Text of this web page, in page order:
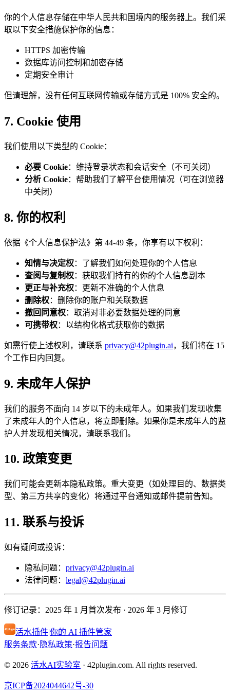
你的个人信息存储在中华人民共和国境内的服务器上。我们采
取以下安全措施保护你的信息：
HTTPS 加密传输
数据库访问控制和加密存储
定期安全审计
但请理解，没有任何互联网传输或存储方式是 100% 安全的。
7. Cookie 使用
我们使用以下类型的 Cookie：
必要 Cookie：维持登录状态和会话安全（不可关闭）
分析 Cookie：帮助我们了解平台使用情况（可在浏览器
中关闭）
8. 你的权利
依据《个人信息保护法》第 44-49 条，你享有以下权利：
知情与决定权：了解我们如何处理你的个人信息
查阅与复制权：获取我们持有的你的个人信息副本
更正与补充权：更新不准确的个人信息
删除权：删除你的账户和关联数据
撤回同意权：取消对非必要数据处理的同意
可携带权：以结构化格式获取你的数据
如需行使上述权利，请联系 privacy@42plugin.ai，我们将在 15
个工作日内回复。
9. 未成年人保护
我们的服务不面向 14 岁以下的未成年人。如果我们发现收集
了未成年人的个人信息，将立即删除。如果你是未成年人的监
护人并发现相关情况，请联系我们。
10. 政策变更
我们可能会更新本隐私政策。重大变更（如处理目的、数据类
型、第三方共享的变化）将通过平台通知或邮件提前告知。
11. 联系与投诉
如有疑问或投诉：
隐私问题： privacy@42plugin.ai
法律问题： legal@42plugin.ai
修订记录：2025 年 1 月首次发布 · 2026 年 3 月修订
活水插件|你的 AI 插件管家
服务条款· 隐私政策·报告问题
© 2026 活水AI实验室 · 42plugin.com. All rights reserved.
京ICP备2024044642号-30